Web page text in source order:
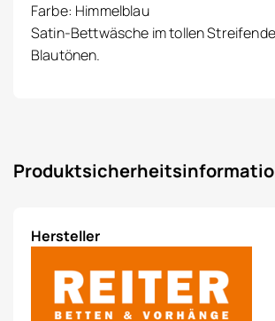
Farbe: Himmelblau
Satin-Bettwäsche im tollen
Blautönen.
Hersteller